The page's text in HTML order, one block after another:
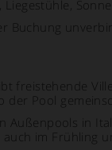
Liegestühle,
Buchung
freistehende
Pool
Außenpools in
im Frühling